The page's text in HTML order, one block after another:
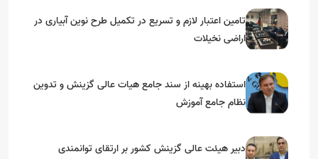
تامین اعتبار لازم و تسریع در تکمیل طرح نوین آبیاری در
اراضی نخیلات
استفاده بهینه از سند جامع هیات عالی گزینش و‌ تدوین
نظام جامع آموزش
دبیر هیئت عالی گزینش کشور بر ارتقای توانمندی